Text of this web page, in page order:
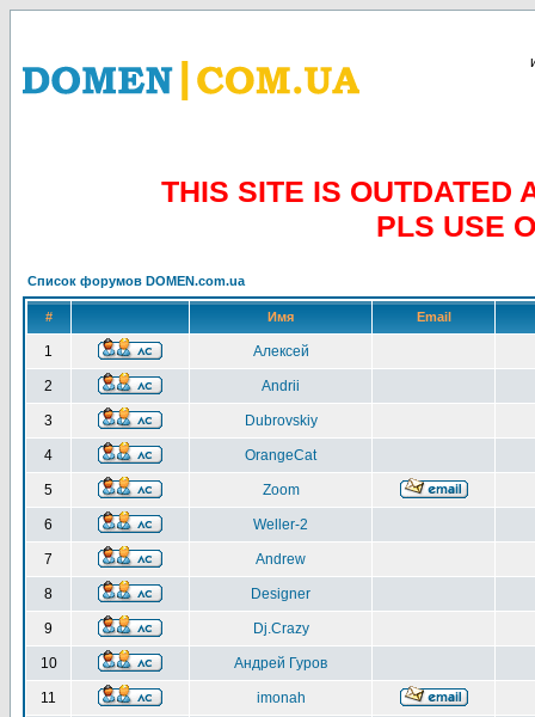
THIS SITE IS OUTDATED
PLS USE
Список форумов DOMEN.com.ua
# Имя Email
1 Алексей
2 Andrii
3 Dubrovskiy
4 OrangeCat
5 Zoom
6 Weller-2
7 Andrew
8 Designer
9 Dj.Crazy
10 Андрей Гуров
11 imonah